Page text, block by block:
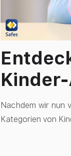
Nachdem wir nun
Kategorien von